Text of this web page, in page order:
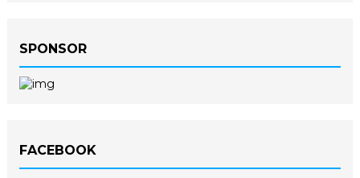
SPONSOR
FACEBOOK